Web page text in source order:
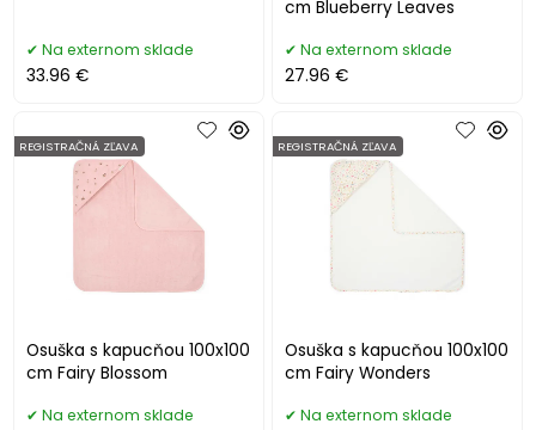
Na externom sklade
33.96 €
cm Blueberry Leaves
Na externom sklade
27.96 €
Osuška s kapucňou 100x100
cm Fairy Blossom
REGISTRAČNÁ ZĽAVA
Na externom sklade
Osuška s kapucňou 100x100
cm Fairy Wonders
REGISTRAČNÁ ZĽAVA
Na externom sklade